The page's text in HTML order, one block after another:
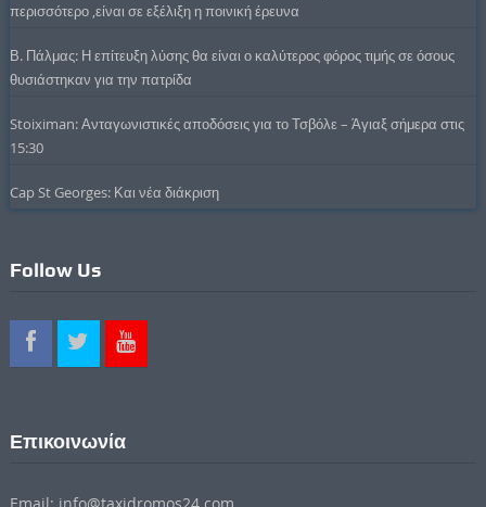
περισσότερο ,είναι σε εξέλιξη η ποινική έρευνα
Β. Πάλμας: Η επίτευξη λύσης θα είναι ο καλύτερος φόρος τιμής σε όσους
θυσιάστηκαν για την πατρίδα
Stoiximan: Ανταγωνιστικές αποδόσεις για το Τσβόλε – Άγιαξ σήμερα στις
15:30
Cap St Georges: Και νέα διάκριση
Follow Us
Επικοινωνία